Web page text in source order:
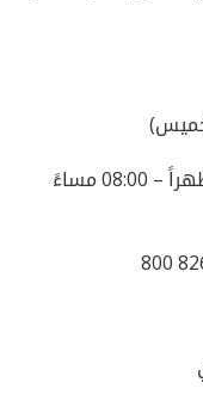
07:30 صباحاً – 12:00 ظهراً ومن 02:00 ظهراً – 08:00 مساءً